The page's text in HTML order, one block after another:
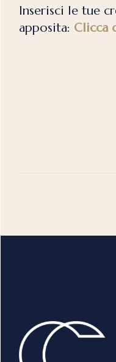
Inserisci le tue
apposita: Clicca